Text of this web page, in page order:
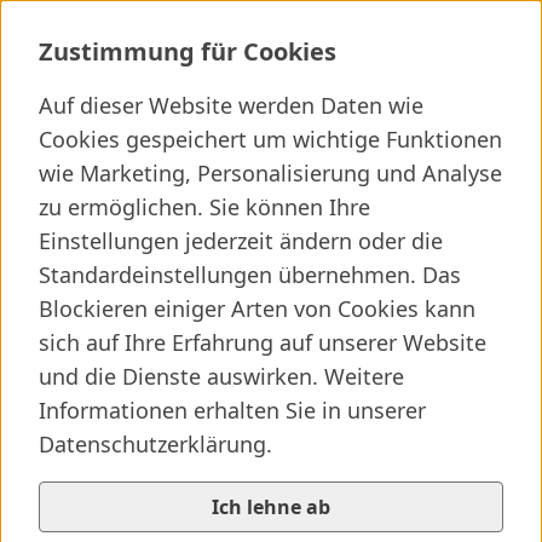
Zustimmung für Cookies
Auf dieser Website werden Daten wie
Cookies gespeichert um wichtige Funktionen
wie Marketing, Personalisierung und Analyse
zu ermöglichen. Sie können Ihre
Einstellungen jederzeit ändern oder die
Standardeinstellungen übernehmen. Das
Blockieren einiger Arten von Cookies kann
sich auf Ihre Erfahrung auf unserer Website
und die Dienste auswirken. Weitere
Informationen erhalten Sie in unserer
Datenschutzerklärung.
Ich lehne ab
Ich suche ...
Wichtige Links
Kliniken finden